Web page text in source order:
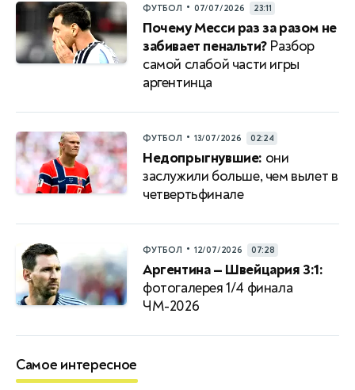
ФУТБОЛ • 07/07/2026 23:11
Почему Месси раз за разом не
забивает пенальти?Разбор
самой слабой части игры
аргентинца
ФУТБОЛ • 13/07/2026 02:24
Недопрыгнувшие: они
заслужили больше, чем вылет в
четвертьфинале
ФУТБОЛ • 12/07/2026 07:28
Аргентина — Швейцария 3:1:
фотогалерея 1/4 финала
ЧМ-2026
Самое интересное